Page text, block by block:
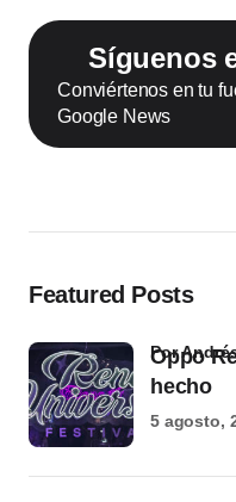
Síguenos
Conviértenos en tu
Google News
Featured Posts
Oppo
hecho
por
5 agosto,